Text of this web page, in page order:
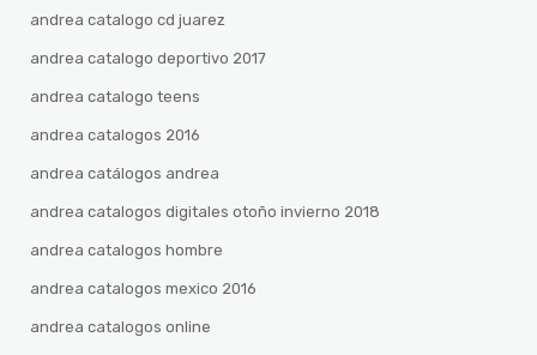
andrea catalogo cd juarez
andrea catalogo deportivo 2017
andrea catalogo teens
andrea catalogos 2016
andrea catálogos andrea
andrea catalogos digitales otoño invierno 2018
andrea catalogos hombre
andrea catalogos mexico 2016
andrea catalogos online